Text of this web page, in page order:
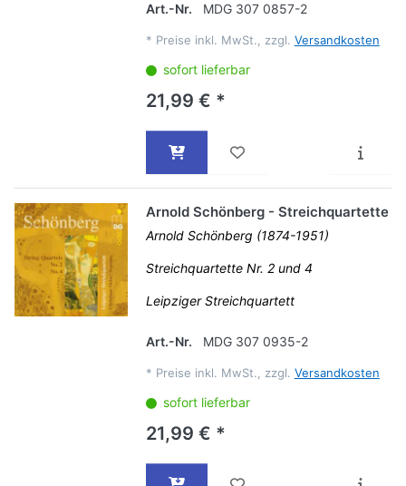
Art.-Nr. MDG 307 0857-2
* Preise inkl. MwSt., zzgl. Versandkosten
sofort lieferbar
21,99 € *
Arnold Schönberg - Streichquartette
Arnold Schönberg (1874-1951)
Streichquartette Nr. 2 und 4
Leipziger Streichquartett
Art.-Nr. MDG 307 0935-2
* Preise inkl. MwSt., zzgl. Versandkosten
sofort lieferbar
21,99 € *